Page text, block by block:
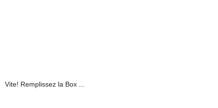
Vite! Remplissez la Box ...